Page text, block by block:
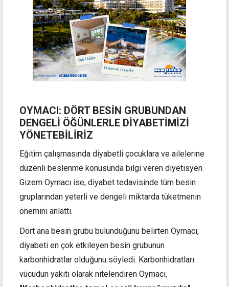
OYMACI: DÖRT BESİN GRUBUNDAN
DENGELİ ÖĞÜNLERLE DİYABETİMİZİ
YÖNETEBİLİRİZ
Eğitim çalışmasında diyabetli çocuklara ve ailelerine
düzenli beslenme konusunda bilgi veren diyetisyen
Gizem Oymacı ise, diyabet tedavisinde tüm besin
gruplarından yeterli ve dengeli miktarda tüketmenin
önemini anlattı.
Dört ana besin grubu bulunduğunu belirten Oymacı,
diyabeti en çok etkileyen besin grubunun
karbonhidratlar olduğunu söyledi. Karbonhidratları
vücudun yakıtı olarak nitelendiren Oymacı,